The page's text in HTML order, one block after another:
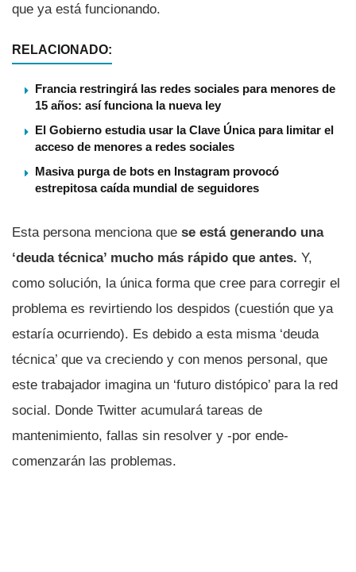
que ya está funcionando.
RELACIONADO:
Francia restringirá las redes sociales para menores de
15 años: así funciona la nueva ley
El Gobierno estudia usar la Clave Única para limitar el
acceso de menores a redes sociales
Masiva purga de bots en Instagram provocó
estrepitosa caída mundial de seguidores
Esta persona menciona que se está generando una
‘deuda técnica’ mucho más rápido que antes. Y,
como solución, la única forma que cree para corregir el
problema es revirtiendo los despidos (cuestión que ya
estaría ocurriendo). Es debido a esta misma ‘deuda
técnica’ que va creciendo y con menos personal, que
este trabajador imagina un ‘futuro distópico’ para la red
social. Donde Twitter acumulará tareas de
mantenimiento, fallas sin resolver y -por ende-
comenzarán las problemas.